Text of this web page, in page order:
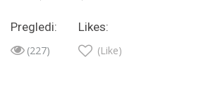
Pregledi:
(227)
Likes:
(Like)